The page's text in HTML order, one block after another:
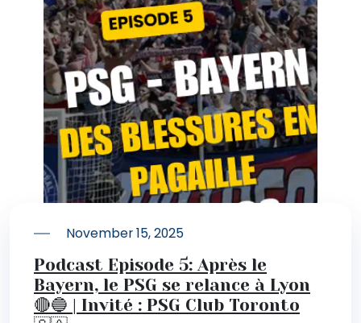
November 15, 2025
Podcast Episode 5: Après le
Bayern, le PSG se relance à Lyon
🔴🔵 | Invité : PSG Club Toronto